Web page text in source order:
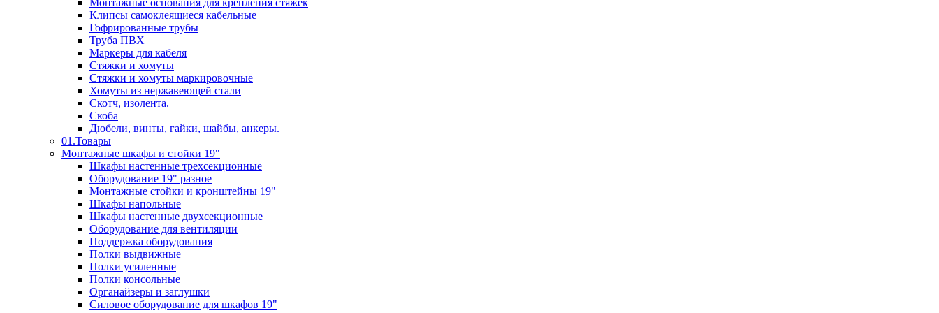
Монтажные основания для крепления стяжек
Клипсы самоклеящиеся кабельные
Гофрированные трубы
Труба ПВХ
Маркеры для кабеля
Стяжки и хомуты
Стяжки и хомуты маркировочные
Хомуты из нержавеющей стали
Скотч, изолента.
Скоба
Дюбели, винты, гайки, шайбы, анкеры.
01.Товары
Монтажные шкафы и стойки 19"
Шкафы настенные трехсекционные
Оборудование 19" разное
Монтажные стойки и кронштейны 19"
Шкафы напольные
Шкафы настенные двухсекционные
Оборудование для вентиляции
Поддержка оборудования
Полки выдвижные
Полки усиленные
Полки консольные
Органайзеры и заглушки
Силовое оборудование для шкафов 19"